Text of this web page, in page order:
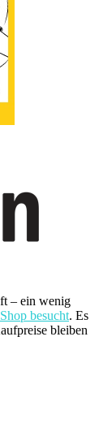
– ein wenig
besucht. Es
bleiben